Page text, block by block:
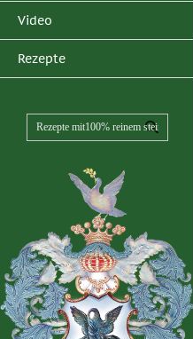
Video
Rezepte